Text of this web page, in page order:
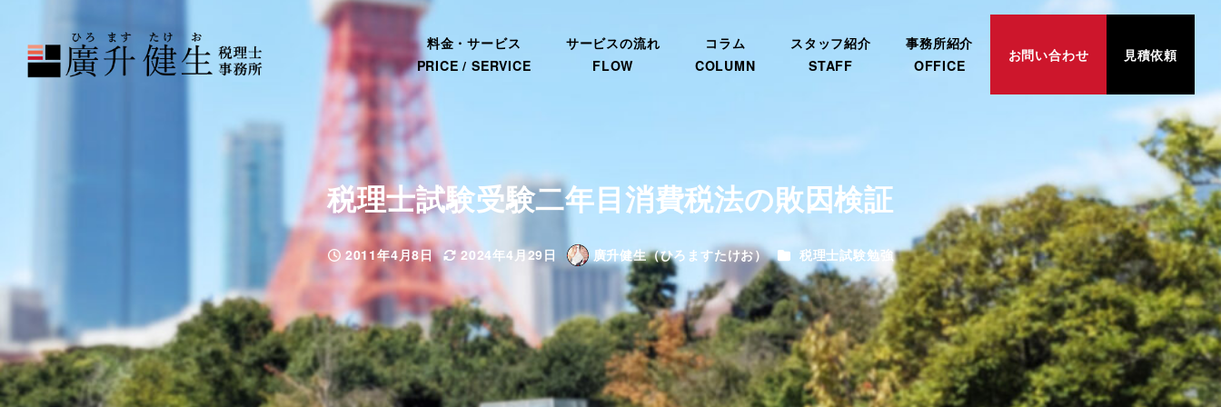
料金・サービス
PRICE / SERVICE
サービスの流れ
FLOW
コラム
COLUMN
スタッフ紹介
STAFF
事務所紹介
OFFICE
お問い合わせ 見積依頼
税理士試験受験二年目消費税法の敗因検証
投稿日
2011年4月8日
更新日
2024年4月29日
著
廣升健生（ひろますたけお） カテゴリー
税理士試験勉強